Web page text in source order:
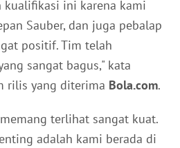
kualifikasi ini karena kami
Sauber, dan juga pebalap
positif. Tim telah
sangat bagus," kata
rilis yang diterima Bola.com.
terlihat sangat kuat.
adalah kami berada di